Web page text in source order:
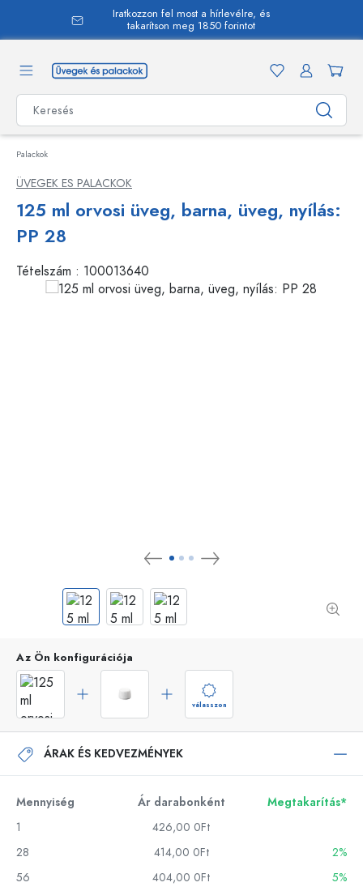
Iratkozzon fel most a hírlevélre, és
takarítson meg 1850 forintot
Palackok
ÜVEGEK ES PALACKOK
125 ml orvosi üveg, barna, üveg, nyílás:
PP 28
Tételszám : 100013640
Az Ön konfigurációja
válasszon
ÁRAK ÉS KEDVEZMÉNYEK
Mennyiség Ár darabonként
Megtakarítás*
1
426,00 0Ft
28
414,00 0Ft
2%
56
404,00 0Ft
5%